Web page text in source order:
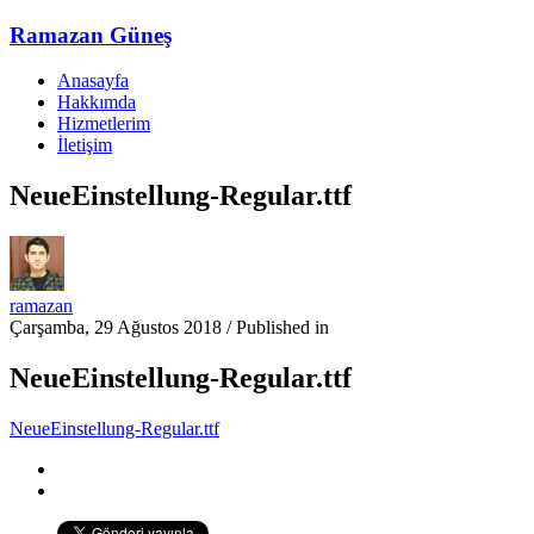
Ramazan Güneş
Anasayfa
Hakkımda
Hizmetlerim
İletişim
NeueEinstellung-Regular.ttf
ramazan
Çarşamba, 29 Ağustos 2018 /Published in
NeueEinstellung-Regular.ttf
NeueEinstellung-Regular.ttf